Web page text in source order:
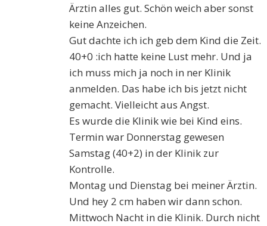
Ärztin alles gut. Schön weich aber sonst
keine Anzeichen.
Gut dachte ich ich geb dem Kind die Zeit.
40+0 :ich hatte keine Lust mehr. Und ja
ich muss mich ja noch in ner Klinik
anmelden. Das habe ich bis jetzt nicht
gemacht. Vielleicht aus Angst.
Es wurde die Klinik wie bei Kind eins.
Termin war Donnerstag gewesen
Samstag (40+2) in der Klinik zur
Kontrolle.
Montag und Dienstag bei meiner Ärztin.
Und hey 2 cm haben wir dann schon.
Mittwoch Nacht in die Klinik. Durch nicht